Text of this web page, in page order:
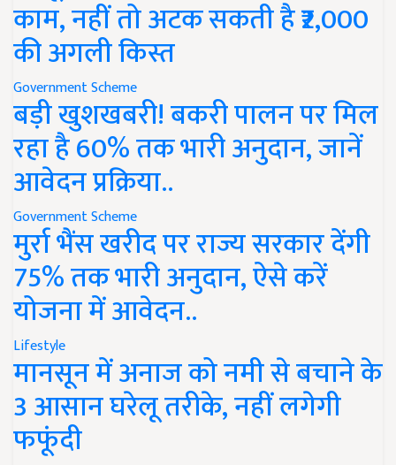
काम, नहीं तो अटक सकती है ₹2,000
की अगली किस्त
Government Scheme
बड़ी खुशखबरी! बकरी पालन पर मिल
रहा है 60% तक भारी अनुदान, जानें
आवेदन प्रक्रिया..
Government Scheme
मुर्रा भैंस खरीद पर राज्य सरकार देंगी
75% तक भारी अनुदान, ऐसे करें
योजना में आवेदन..
Lifestyle
मानसून में अनाज को नमी से बचाने के
3 आसान घरेलू तरीके, नहीं लगेगी
फफूंदी